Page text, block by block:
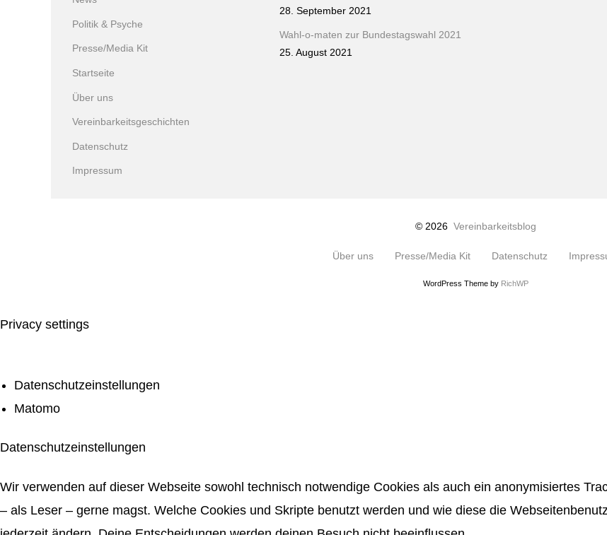
Politik & Psyche
Presse/Media Kit
Startseite
Über uns
Vereinbarkeitsgeschichten
Datenschutz
Impressum
28. September 2021
Wahl-o-maten zur Bundestagswahl 2021
25. August 2021
© 2026 Vereinbarkeitsblog
Über uns Presse/Media Kit Datenschutz
WordPress Theme by RichWP
Privacy settings
Datenschutzeinstellungen
Matomo
Datenschutzeinstellungen
Wir verwenden auf dieser Webseite sowohl technisch notwendige Cookies als auch ein anonymisiertes
– als Leser – gerne magst. Welche Cookies und Skripte benutzt werden und wie diese die